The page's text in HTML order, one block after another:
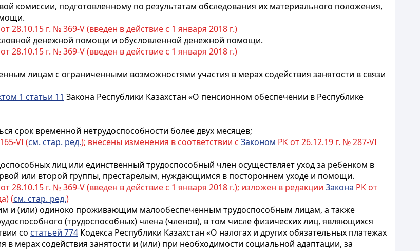
комиссии, подготовленному по результатам обследования их материального положения,
28.10.15 г. № 369-V (введен в действие с 1 января 2018 г.)
денежной помощи и обусловленной денежной помощи.
28.10.15 г. № 369-V (введен в действие с 1 января 2018 г.)
лицам с ограниченными возможностями участия в мерах содействия занятости в связи
1 статьи 11 Закона Республики Казахстан «О пенсионном обеспечении в Республике
срок временной нетрудоспособности более двух месяцев;
VI (см. стар. ред.); внесены изменения в соответствии с Законом РК от 26.12.19 г. № 287-VI
лиц или единственный трудоспособный член осуществляет уход за ребенком в
или второй группы, престарелым, нуждающимся в постороннем уходе и помощи.
28.10.15 г. № 369-V (введен в действие с 1 января 2018 г.); изложен в редакции Закона РК от
(см. стар. ред.)
и (или) одиноко проживающим малообеспеченным трудоспособным лицам, а также
(трудоспособных) члена (членов), в том числе физических лиц, являющихся
со статьей 774 Кодекса Республики Казахстан «О налогах и других обязательных платежах
в мерах содействия занятости и (или) при необходимости социальной адаптации, за